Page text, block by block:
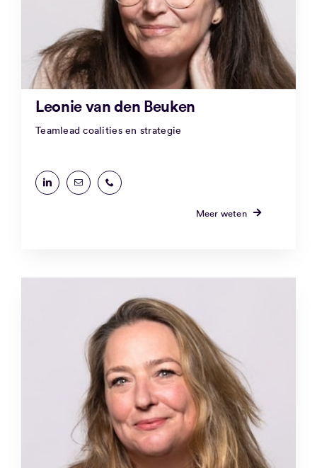
Leonie van den Beuken
Teamlead coalities en strategie
Meer weten